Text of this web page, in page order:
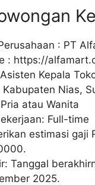
: PT
: https://
Kepala
Kabupaten Nias,
atau Wanita
Full-time
estimasi gaji
.
Tanggal
2025.